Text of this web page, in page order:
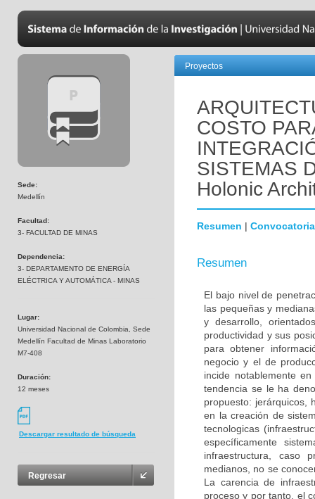
Sede:
Medellín
Facultad:
3- FACULTAD DE MINAS
Dependencia:
3- DEPARTAMENTO DE ENERGÍA
ELÉCTRICA Y AUTOMÁTICA - MINAS
Lugar:
Universidad Nacional de Colombia, Sede
Medellín Facultad de Minas Laboratorio
M7-408
Duración:
12 meses
Descargar resultado de búsqueda
Regresar
Proyectos
COSTO
SISTEMAS
Holonic
Resumen | Convocatoria
Resumen
El bajo nivel de
las pequeñas y
y desarrollo,
productividad y sus
para obtener
negocio y el de
incide notablemente
tendencia se le ha
propuesto: jerárquicos,
en la creación de
tecnologicas
específicamente
infraestructura, caso
medianos, no se
La carencia de
proceso y por tanto, el